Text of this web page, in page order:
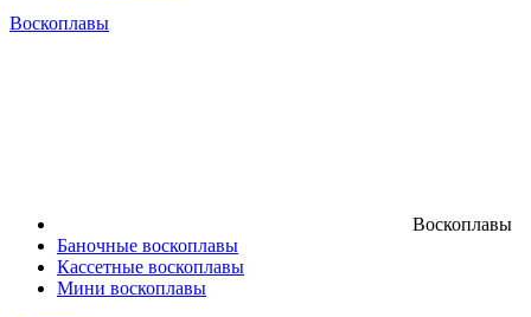
Воскоплавы
Воскоплавы
Баночные воскоплавы
Кассетные воскоплавы
Мини воскоплавы